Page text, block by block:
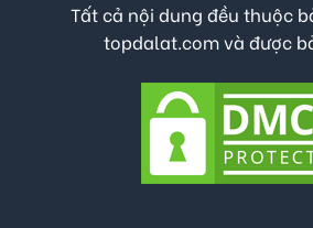
Tất cả nội dung đều thuộc
topdalat.com và được